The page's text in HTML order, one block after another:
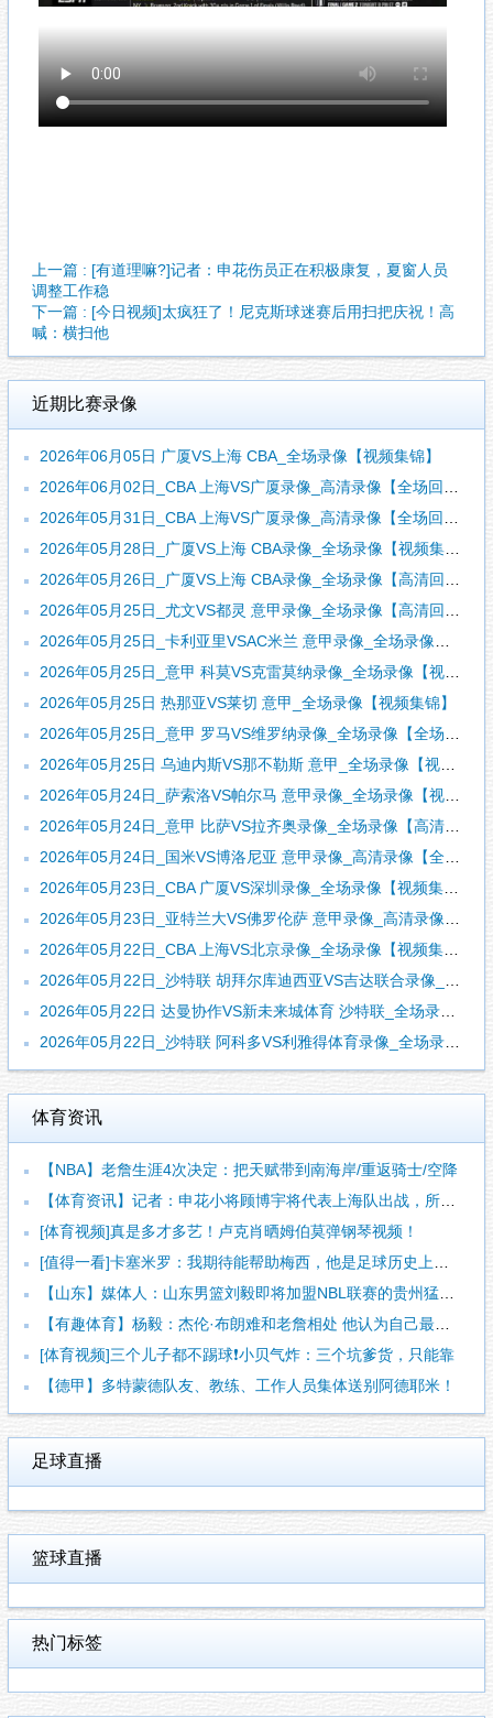
上一篇 : [有道理嘛?]记者：申花伤员正在积极康复，夏窗人员
调整工作稳
下一篇 : [今日视频]太疯狂了！尼克斯球迷赛后用扫把庆祝！高
喊：横扫他
近期比赛录像
2026年06月05日 广厦VS上海 CBA_全场录像【视频集锦】
2026年06月02日_CBA 上海VS广厦录像_高清录像【全场回放】
2026年05月31日_CBA 上海VS广厦录像_高清录像【全场回放】
2026年05月28日_广厦VS上海 CBA录像_全场录像【视频集锦】
2026年05月26日_广厦VS上海 CBA录像_全场录像【高清回放】
2026年05月25日_尤文VS都灵 意甲录像_全场录像【高清回放】
2026年05月25日_卡利亚里VSAC米兰 意甲录像_全场录像【全场回放】
2026年05月25日_意甲 科莫VS克雷莫纳录像_全场录像【视频集锦】
2026年05月25日 热那亚VS莱切 意甲_全场录像【视频集锦】
2026年05月25日_意甲 罗马VS维罗纳录像_全场录像【全场回放】
2026年05月25日 乌迪内斯VS那不勒斯 意甲_全场录像【视频集锦】
2026年05月24日_萨索洛VS帕尔马 意甲录像_全场录像【视频集锦】
2026年05月24日_意甲 比萨VS拉齐奥录像_全场录像【高清回放】
2026年05月24日_国米VS博洛尼亚 意甲录像_高清录像【全场回放】
2026年05月23日_CBA 广厦VS深圳录像_全场录像【视频集锦】
2026年05月23日_亚特兰大VS佛罗伦萨 意甲录像_高清录像【全场回放】
2026年05月22日_CBA 上海VS北京录像_全场录像【视频集锦】
2026年05月22日_沙特联 胡拜尔库迪西亚VS吉达联合录像_全场录像【高清回放】
2026年05月22日 达曼协作VS新未来城体育 沙特联_全场录像【全场回放】
2026年05月22日_沙特联 阿科多VS利雅得体育录像_全场录像【全场回放】
体育资讯
【NBA】老詹生涯4次决定：把天赋带到南海岸/重返骑士/空降
【体育资讯】记者：申花小将顾博宇将代表上海队出战，所以没进U
[体育视频]真是多才多艺！卢克肖晒姆伯莫弹钢琴视频！
[值得一看]卡塞米罗：我期待能帮助梅西，他是足球历史上最伟大
【山东】媒体人：山东男篮刘毅即将加盟NBL联赛的贵州猛龙队
【有趣体育】杨毅：杰伦·布朗难和老詹相处 他认为自己最聪明但
[体育视频]三个儿子都不踢球❗️小贝气炸：三个坑爹货，只能靠
【德甲】多特蒙德队友、教练、工作人员集体送别阿德耶米！
足球直播
篮球直播
热门标签